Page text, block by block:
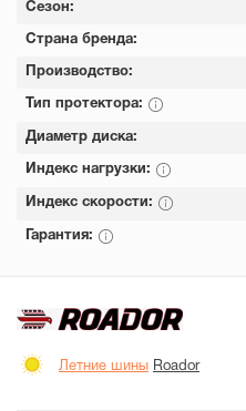
Сезон:
Страна бренда:
Производство:
Тип протектора:
Диаметр диска:
Индекс нагрузки:
Индекс скорости:
Гарантия:
Летние шины Roador